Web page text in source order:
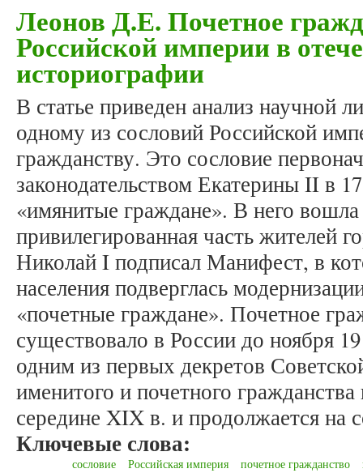
Леонов Д.Е. Почетное
Российской империи в
историографии
В статье приведен анализ научной
одному из сословий Российской
гражданству. Это сословие
законодательством Екатерины II в
«имянитые граждане». В него вошла
привилегированная часть жителей
Николай I подписал Манифест, в
населения подверглась
«почетные граждане». Почетное
существовало в России до ноября
одним из первых декретов
именитого и почетного
середине XIX в. и продолжается на
Ключевые слова:
сословие Российская империя почетное гражданство